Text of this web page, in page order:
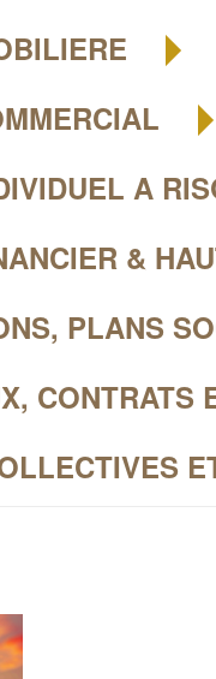
A
&
PLANS
CONTRATS